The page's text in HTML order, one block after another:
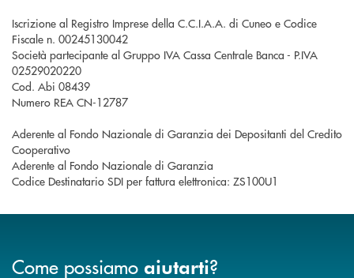
Iscrizione al Registro Imprese della C.C.I.A.A. di Cuneo e Codice
Fiscale n. 00245130042
Società partecipante al Gruppo IVA Cassa Centrale Banca - P.IVA
02529020220
Cod. Abi 08439
Numero REA CN-12787
Aderente al Fondo Nazionale di Garanzia dei Depositanti del Credito
Cooperativo
Aderente al Fondo Nazionale di Garanzia
Codice Destinatario SDI per fattura elettronica: ZS100U1
Come possiamo aiutarti?